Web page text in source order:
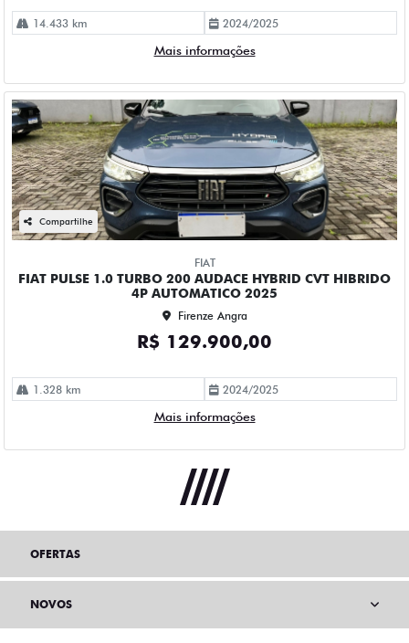
14.433 km 2024/2025
Mais informações
Compartilhe
FIAT
FIAT PULSE 1.0 TURBO 200 AUDACE HYBRID CVT HIBRIDO
4P AUTOMATICO 2025
Firenze Angra
R$ 129.900,00
1.328 km 2024/2025
Mais informações
OFERTAS
NOVOS